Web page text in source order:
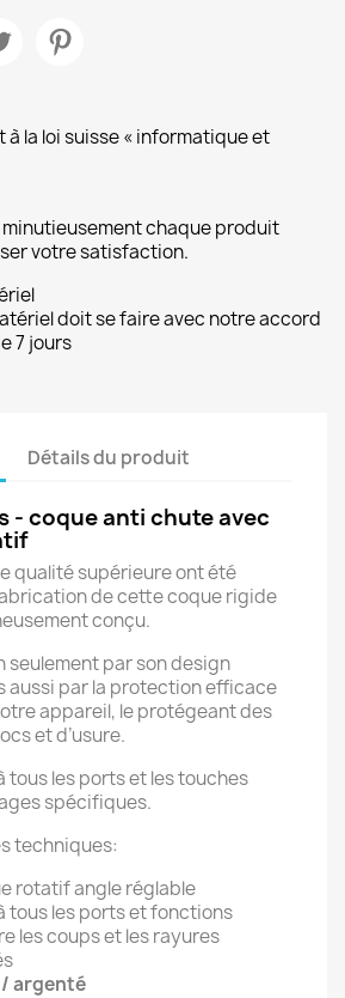
à la loi suisse « informatique et
chaque produit
votre satisfaction.
doit se faire avec notre accord
7 jours
Détails du produit
- coque anti chute avec
qualité supérieure ont été
de cette coque rigide
conçu.
seulement par son design
aussi par la protection efficace
appareil, le protégeant des
et d’usure.
tous les ports et les touches
spécifiques.
techniques:
rotatif angle réglable
tous les ports et fonctions
les coups et les rayures
argenté